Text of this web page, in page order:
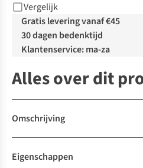
Vergelijk
Gratis levering vanaf €45
30 dagen bedenktijd
Klantenservice: ma-za
Alles over dit
Omschrijving
Eigenschappen